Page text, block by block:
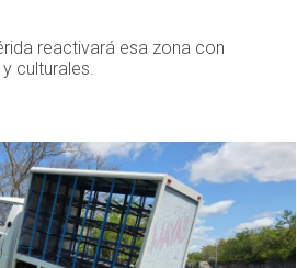
reactivará esa zona con
culturales.